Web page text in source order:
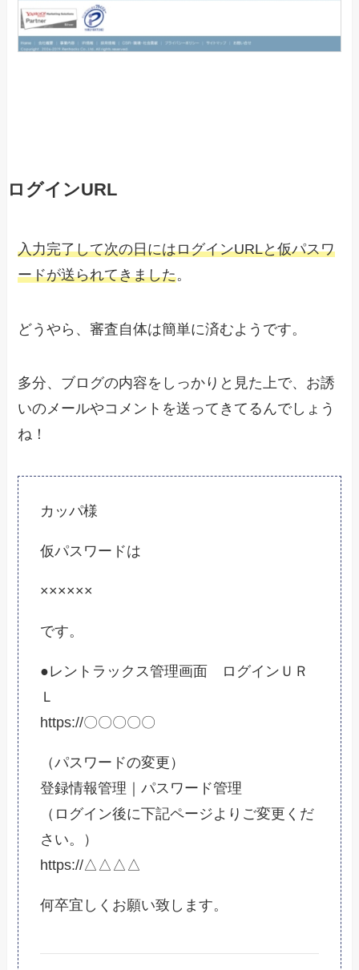
ログインURL
入力完了して次の日にはログインURLと仮パスワ
ードが送られてきました。
どうやら、審査自体は簡単に済むようです。
多分、ブログの内容をしっかりと見た上で、お誘
いのメールやコメントを送ってきてるんでしょう
ね！
カッパ様
仮パスワードは
××××××
です。
●レントラックス管理画面 ログインＵＲ
Ｌ
https://〇〇〇〇〇
（パスワードの変更）
登録情報管理｜パスワード管理
（ログイン後に下記ページよりご変更くだ
さい。）
https://△△△△
何卒宜しくお願い致します。